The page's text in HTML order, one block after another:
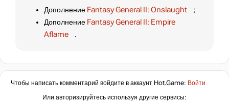
Дополнение Fantasy General II: Onslaught
;
Дополнение Fantasy General II: Empire
Aflame
.
Чтобы написать комментарий войдите в аккаунт Hot.Game: Войти
Или авторизируйтесь используя другие сервисы: